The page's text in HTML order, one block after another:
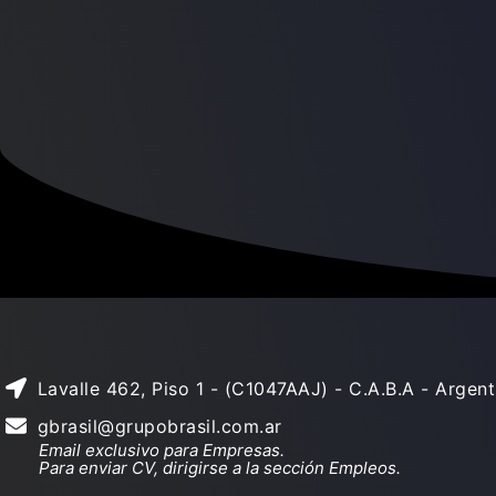
Lavalle 462, Piso 1 - (C1047AAJ) - C.A.B.A -
gbrasil@grupobrasil.com.ar
Email exclusivo para Empresas.
Para enviar CV, dirigirse a la sección Empleos.